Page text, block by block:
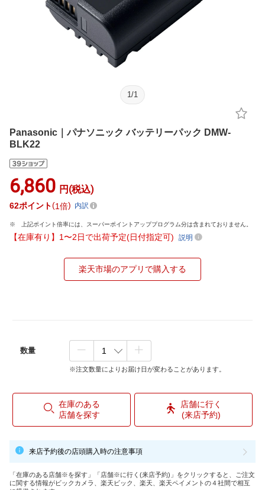
1 /1
Panasonic｜パナソニック バッテリーパック DMW-
BLK22
6,860 円(税込)
62ポイント 1倍 内訳
上記ポイント倍率には、スーパーポイントアッププログラム分は含まれておりません。
【在庫有り】1〜2日で出荷予定(日付指定可) 説明
楽天市場のアプリで購入する
数量
※注文数量によりお届け日が変わることがあります。
在庫のある
店舗を探す
店舗に行く
(来店予約)
来店予約後の店頭購入時の注意事項
「在庫のある店舗※を探す」「店舗※に行く(来店予約)」をクリックすると、ご注文
に関する情報がビックカメラ、楽天ビック、楽天、楽天ペイメントの４社間で相互